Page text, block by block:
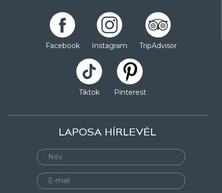
Facebook Instagram TripAdvisor
Tiktok Pinterest
LAPOSA HÍRLEVÉL